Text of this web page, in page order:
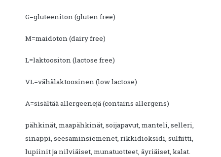
G=gluteeniton (gluten free)
M=maidoton (dairy free)
L=laktoositon (lactose free)
VL=vähälaktoosinen (low lactose)
A=sisältää allergeenejä (contains allergens)
pähkinät, maapähkinät, soijapavut, manteli, selleri,
sinappi, seesaminsiemenet, rikkidioksidi, sulfiitti,
lupiinit ja nilviäiset, munatuotteet, äyriäiset, kalat.